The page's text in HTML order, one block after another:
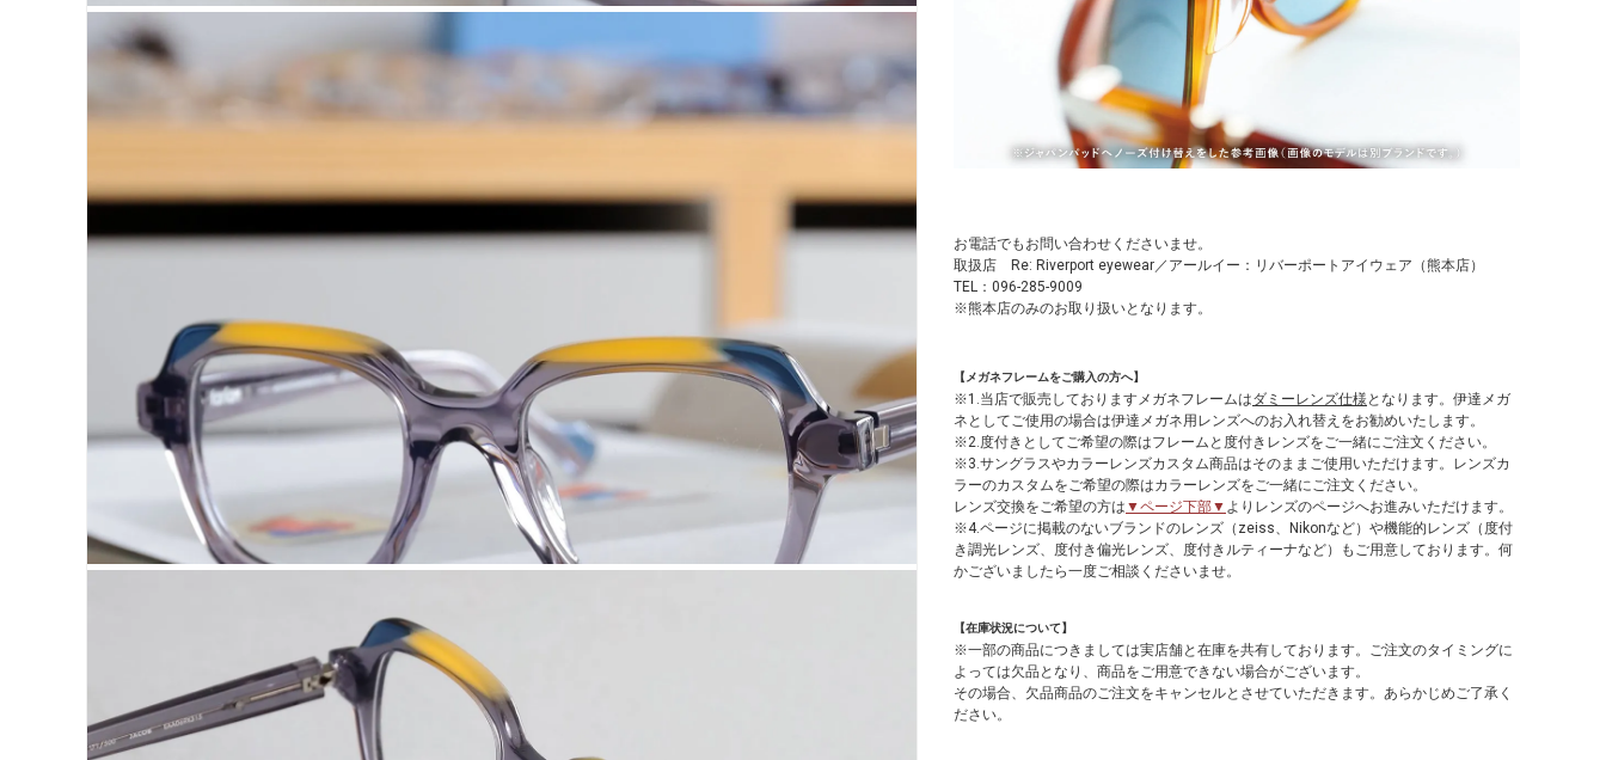
お電話でもお問い合わせくださいませ。
取扱店 Re: Riverport eyewear／アールイー：リバーポートアイウェア（熊本店）
TEL：096-285-9009
※熊本店のみのお取り扱いとなります。
【メガネフレームをご購入の方へ】
※1.当店で販売しておりますメガネフレームはダミーレンズ仕様 となります。伊達メガ
ネとしてご使用の場合は伊達メガネ用レンズへのお入れ替えをお勧めいたします。
※2.度付きとしてご希望の際はフレームと度付きレンズをご一緒にご注文ください。
※3.サングラスやカラーレンズカスタム商品はそのままご使用いただけます。レンズカ
ラーのカスタムをご希望の際はカラーレンズをご一緒にご注文ください。
レンズ交換をご希望の方は ▼ページ下部▼ よりレンズのページへお進みいただけます。
※4.ページに掲載のないブランドのレンズ（zeiss、Nikonなど）や機能的レンズ（度付
き調光レンズ、度付き偏光レンズ、度付きルティーナなど）もご用意しております。何
かございましたら一度ご相談くださいませ。
【在庫状況について】
※一部の商品につきましては実店舗と在庫を共有しております。ご注文のタイミングに
よっては欠品となり、商品をご用意できない場合がございます。
その場合、欠品商品のご注文をキャンセルとさせていただきます。あらかじめご了承く
ださい。